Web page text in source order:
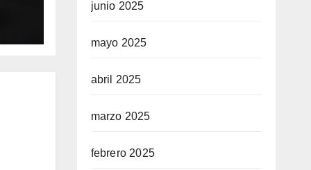
junio 2025
mayo 2025
abril 2025
marzo 2025
febrero 2025